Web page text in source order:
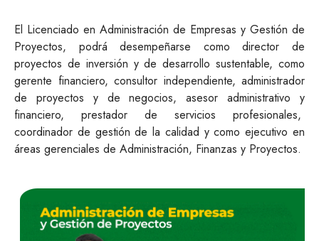
El Licenciado en Administración de Empresas y Gestión de
Proyectos, podrá desempeñarse como director de
proyectos de inversión y de desarrollo sustentable, como
gerente financiero, consultor independiente, administrador
de proyectos y de negocios, asesor administrativo y
financiero, prestador de servicios profesionales,
coordinador de gestión de la calidad y como ejecutivo en
áreas gerenciales de Administración, Finanzas y Proyectos.